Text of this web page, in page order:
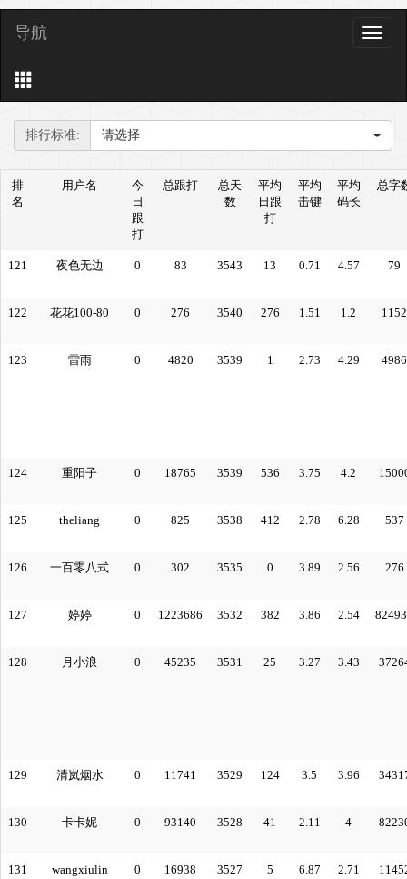
导
导航
排行标准: 请选择
排
名
用户名
今
日
跟
打
总跟打
总天
数
平均
日跟
打
平均
击键
平均
码长
总字
121 夜色无边 0 83 3543 13 0.71 4.57 79
122 花花100-80 0 276 3540 276 1.51 1.2 1152
123 雷雨 0 4820 3539 1 2.73 4.29 4986
124 重阳子 0 18765 3539 536 3.75 4.2
125 theliang 0 825 3538 412 2.78 6.28 537
126 一百零八式 0 302 3535 0 3.89 2.56 276
127 婷婷 0 1223686 3532 382 3.86 2.54
128 月小浪 0 45235 3531 25 3.27 3.43
129 清岚烟水 0 11741 3529 124 3.5 3.96
130 卡卡妮 0 93140 3528 41 2.11 4
131 wangxiulin 0 16938 3527 5 6.87 2.71